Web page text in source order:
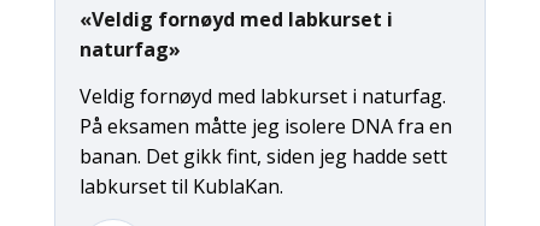
«Veldig fornøyd med labkurset i
naturfag»
Veldig fornøyd med labkurset i naturfag.
På eksamen måtte jeg isolere DNA fra en
banan. Det gikk fint, siden jeg hadde sett
labkurset til KublaKan.